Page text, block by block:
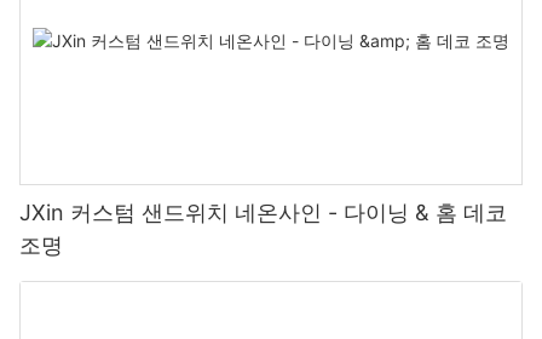
JXin 커스텀 샌드위치 네온사인 - 다이닝 & 홈 데코
조명